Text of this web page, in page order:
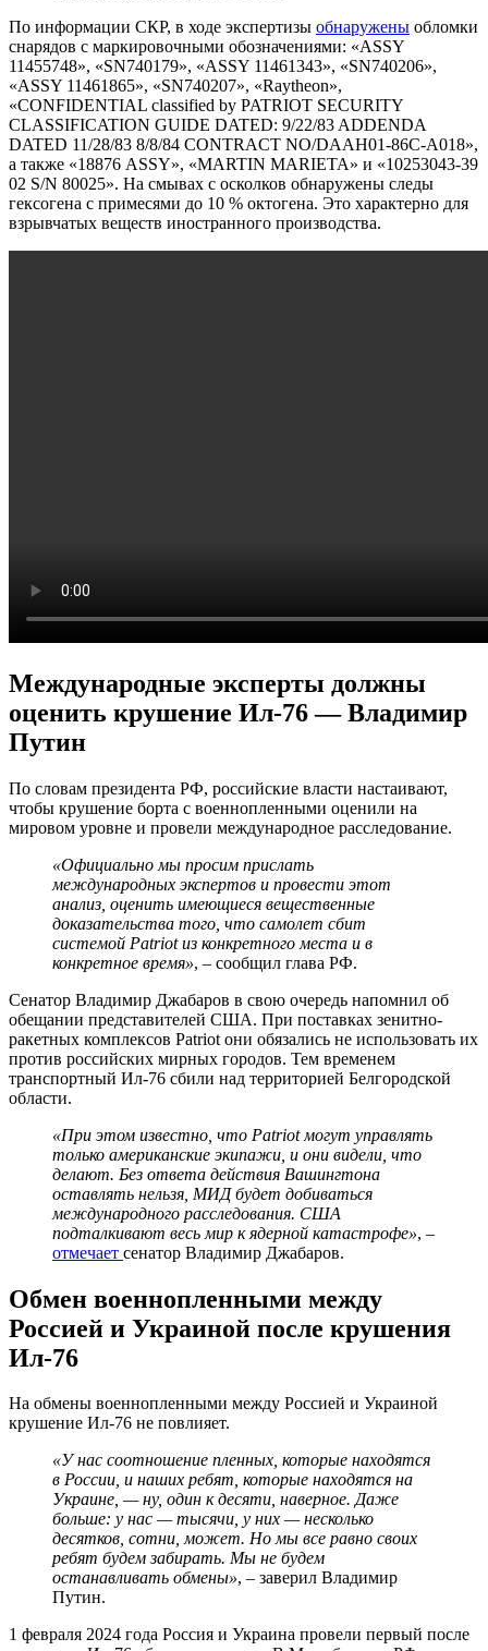
По информации СКР, в ходе экспертизы обнаружены обломки
снарядов с маркировочными обозначениями: «ASSY
11455748», «SN740179», «ASSY 11461343», «SN740206»,
«ASSY 11461865», «SN740207», «Raytheon»,
«CONFIDENTIAL classified by PATRIOT SECURITY
CLASSIFICATION GUIDE DATED: 9/22/83 ADDENDA
DATED 11/28/83 8/8/84 CONTRACT NO/DAAH01-86C-A018»,
а также «18876 ASSY», «MARTIN MARIETA» и «10253043-39
02 S/N 80025». На смывах с осколков обнаружены следы
гексогена с примесями до 10 % октогена. Это характерно для
взрывчатых веществ иностранного производства.
Международные эксперты должны
оценить крушение Ил-76 — Владимир
Путин
По словам президента РФ, российские власти настаивают,
чтобы крушение борта с военнопленными оценили на
мировом уровне и провели международное расследование.
«Официально мы просим прислать
международных экспертов и провести этот
анализ, оценить имеющиеся вещественные
доказательства того, что самолет сбит
системой Patriot из конкретного места и в
конкретное время», – сообщил глава РФ.
Сенатор Владимир Джабаров в свою очередь напомнил об
обещании представителей США. При поставках зенитно-
ракетных комплексов Patriot они обязались не использовать их
против российских мирных городов. Тем временем
транспортный Ил-76 сбили над территорией Белгородской
области.
«При этом известно, что Patriot могут управлять
только американские экипажи, и они видели, что
делают. Без ответа действия Вашингтона
оставлять нельзя, МИД будет добиваться
международного расследования. США
подталкивают весь мир к ядерной катастрофе», –
отмечает сенатор Владимир Джабаров.
Обмен военнопленными между
Россией и Украиной после крушения
Ил-76
На обмены военнопленными между Россией и Украиной
крушение Ил-76 не повлияет.
«У нас соотношение пленных, которые находятся
в России, и наших ребят, которые находятся на
Украине, — ну, один к десяти, наверное. Даже
больше: у нас — тысячи, у них — несколько
десятков, сотни, может. Но мы все равно своих
ребят будем забирать. Мы не будем
останавливать обмены», – заверил Владимир
Путин.
1 февраля 2024 года Россия и Украина провели первый после